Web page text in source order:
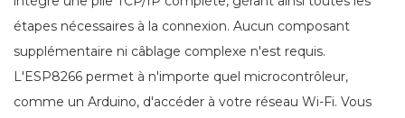
étapes nécessaires à la connexion. Aucun composant
supplémentaire ni câblage complexe n'est requis.
L'ESP8266 permet à n'importe quel microcontrôleur,
comme un Arduino, d'accéder à votre réseau Wi-Fi. Vous